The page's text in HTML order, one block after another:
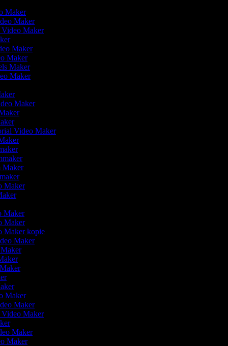
Maker
Maker
Video Maker
Maker
Maker
Maker
Maker
Maker
Video Maker
Maker
Maker
Maker
Maker
Maker kopie
Maker
Maker
Maker
Maker
Video Maker
Maker
Maker